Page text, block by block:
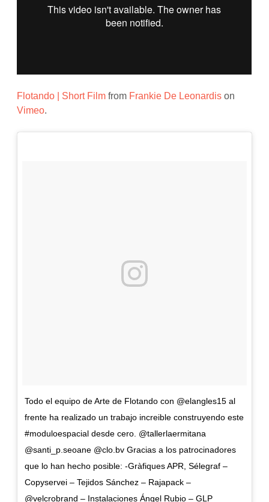
Flotando | Short Film from Frankie De Leonardis on
Vimeo.
Todo el equipo de Arte de Flotando con @elangles15 al
frente ha realizado un trabajo increible construyendo este
#moduloespacial desde cero. @tallerlaermitana
@santi_p.seoane @clo.bv Gracias a los patrocinadores
que lo han hecho posible: -Gràfiques APR, Sélegraf –
Copyservei – Tejidos Sánchez – Rajapack –
@velcrobrand – Instalaciones Ángel Rubio – GLP